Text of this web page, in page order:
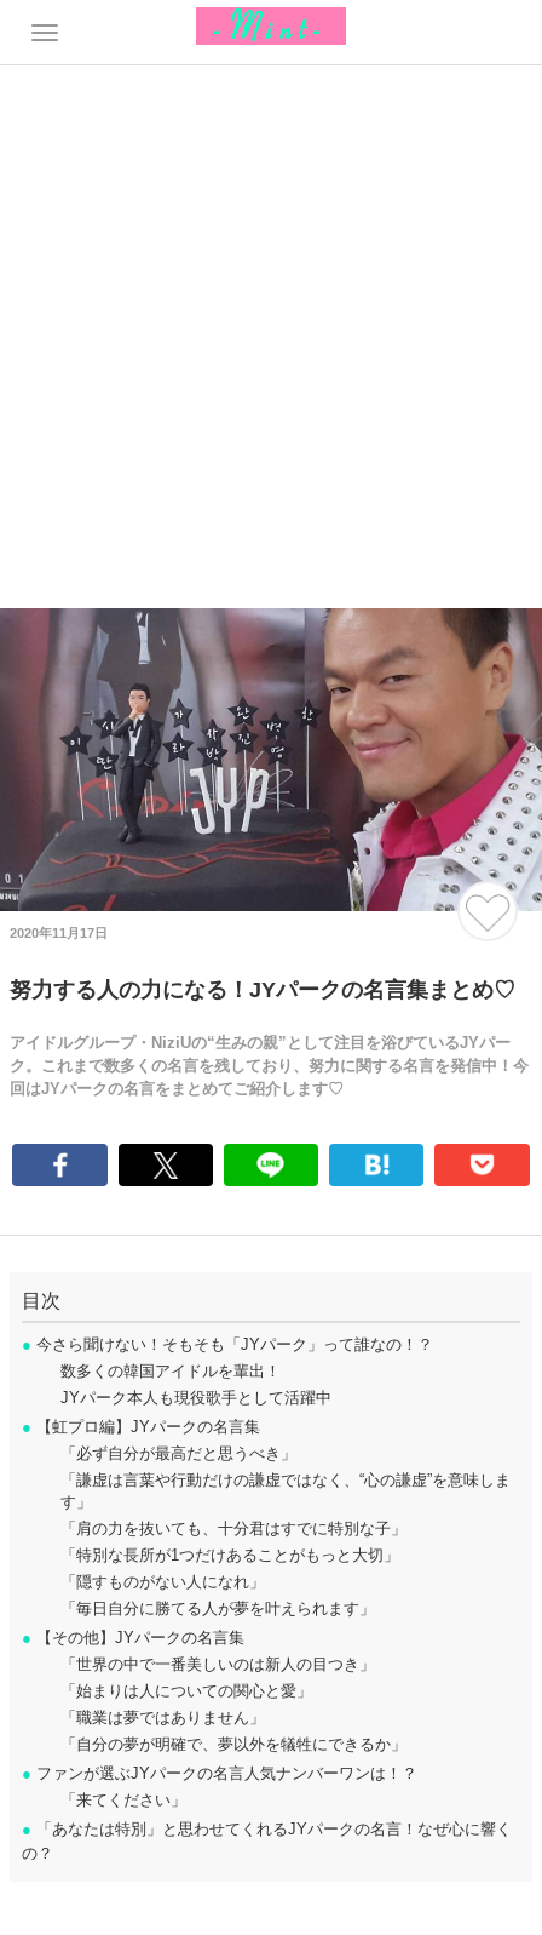
2020年11月17日
努力する人の力になる！JYパークの名言集まとめ♡
アイドルグループ・NiziUの“生みの親”として注目を浴びているJYパー
ク。これまで数多くの名言を残しており、努力に関する名言を発信中！今
回はJYパークの名言をまとめてご紹介します♡
目次
● 今さら聞けない！そもそも「JYパーク」って誰なの！？
数多くの韓国アイドルを輩出！
JYパーク本人も現役歌手として活躍中
● 【虹プロ編】JYパークの名言集
「必ず自分が最高だと思うべき」
「謙虚は言葉や行動だけの謙虚ではなく、“心の謙虚”を意味しま
す」
「肩の力を抜いても、十分君はすでに特別な子」
「特別な長所が1つだけあることがもっと大切」
「隠すものがない人になれ」
「毎日自分に勝てる人が夢を叶えられます」
● 【その他】JYパークの名言集
「世界の中で一番美しいのは新人の目つき」
「始まりは人についての関心と愛」
「職業は夢ではありません」
「自分の夢が明確で、夢以外を犠牲にできるか」
● ファンが選ぶJYパークの名言人気ナンバーワンは！？
「来てください」
● 「あなたは特別」と思わせてくれるJYパークの名言！なぜ心に響く
の？